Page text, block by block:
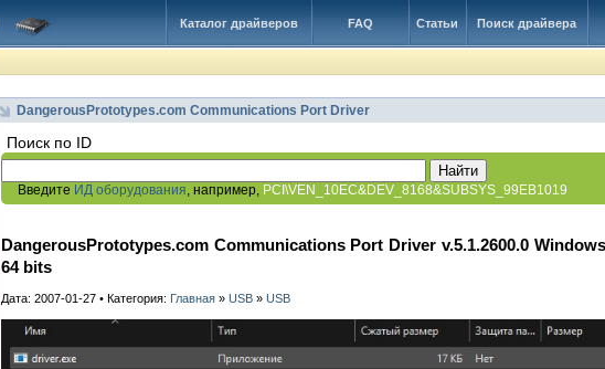
Поиск драйвера
Статьи
FAQ
Каталог драйверов
DangerousPrototypes.com Communications Port Driver
Поиск по ID
Введите ИД оборудования, например, PCI\VEN_10EC&DEV_8168&SUBSYS_99EB1019
DangerousPrototypes.com Communications Port Driver v.5.1.2600.0
64 bits
Дата: 2007-01-27 • Категория: Главная » USB » USB